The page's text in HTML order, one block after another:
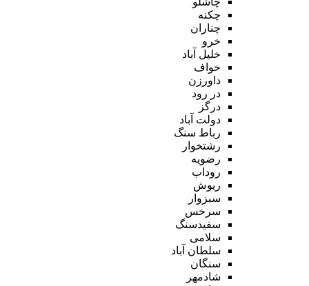
چکنه
چناران
خرو
خلیل آباد
خواف
داورزن
در رود
درگز
دولت آباد
رباط سنگ
رشتخوار
رضویه
روداب
ریوش
سبزوار
سرخس
سفیدسنگ
سلامی
سلطان آباد
سنگان
شادمهر